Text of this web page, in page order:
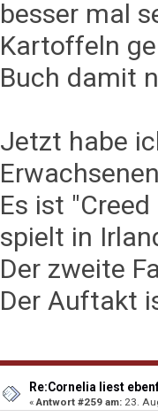
besser mal
Kartoffeln
Buch damit
Jetzt habe
Es ist
spielt in
Der zweite
Der Auftakt
Re:Cornelia liest
«Antwort #259 am: 23.